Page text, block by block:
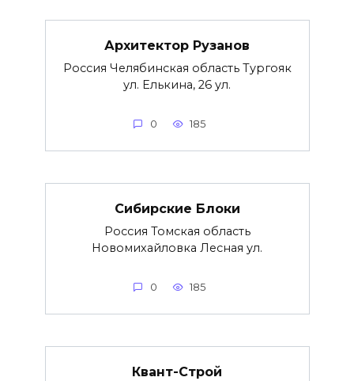
Архитектор Рузанов
Россия Челябинская область Тургояк
ул. Елькина, 26 ул.
0 185
Сибирские Блоки
Россия Томская область
Новомихайловка Лесная ул.
0 185
Квант-Строй